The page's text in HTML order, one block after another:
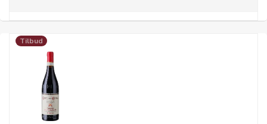
Tilbud